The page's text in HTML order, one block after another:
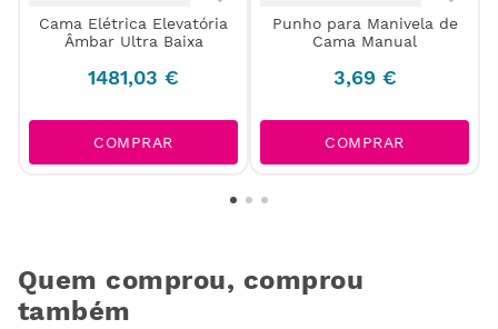
Cama Elétrica Elevatória
Âmbar Ultra Baixa
1481,03 €
COMPRAR
Punho para Manivela de
Cama Manual
3,69 €
COMPRAR
Quem comprou, comprou
também